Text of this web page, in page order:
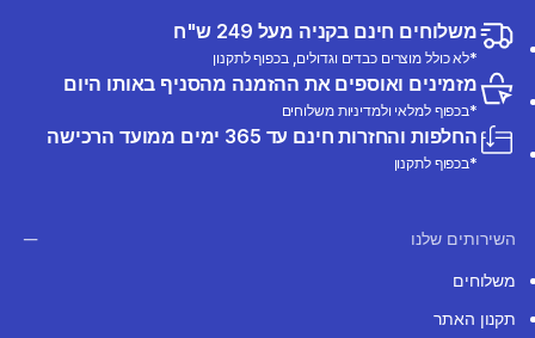
משלוחים חינם בקניה מעל 249 ש"ח
*לא כולל מוצרים כבדים וגדולים, בכפוף לתקנון
מזמינים ואוספים את ההזמנה מהסניף באותו היום
*בכפוף למלאי ולמדיניות משלוחים
החלפות והחזרות חינם עד 365 ימים ממועד הרכישה
*בכפוף לתקנון
השירותים שלנו
משלוחים
תקנון האתר